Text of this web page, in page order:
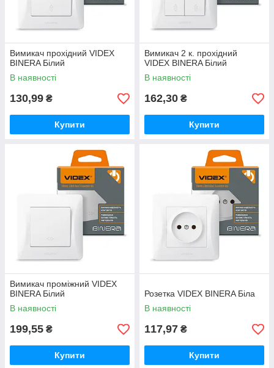
Вимикач прохідний VIDEX
BINERA Білий
В наявності
130,99 ₴
Купити
Вимикач 2 к. прохідний
VIDEX BINERA Білий
В наявності
162,30 ₴
Купити
Вимикач проміжний VIDEX
BINERA Білий
В наявності
199,55 ₴
Купити
Розетка VIDEX BINERA Біла
В наявності
117,97 ₴
Купити